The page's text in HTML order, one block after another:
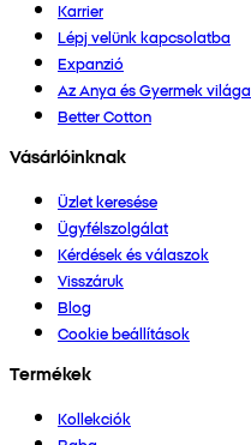
Karrier
Lépj velünk kapcsolatba
Expanzió
Az Anya és Gyermek világa
Better Cotton
Vásárlóinknak
Üzlet keresése
Ügyfélszolgálat
Kérdések és válaszok
Visszáruk
Blog
Cookie beállítások
Termékek
Kollekciók